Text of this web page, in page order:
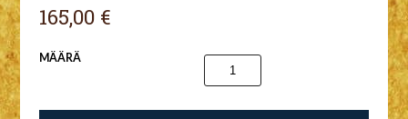
165,00 €
MÄÄRÄ